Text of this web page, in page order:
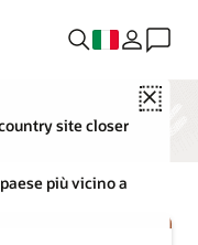
Close
site closer
più vicino a